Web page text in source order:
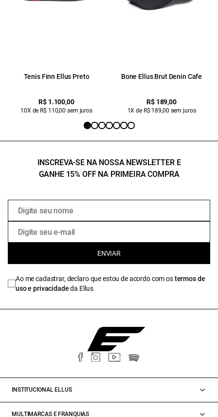
Tenis Finn Ellus Preto
R$ 1.100,00
10X de R$ 110,00 sem juros
Bone Ellus Brut Denin Cafe
R$ 189,00
1X de R$ 189,00 sem juros
INSCREVA-SE NA NOSSA NEWSLETTER E
GANHE 15% OFF NA PRIMEIRA COMPRA
ENVIAR
Ao me cadastrar, declaro que estou de acordo com ostermos de
uso e privacidadeda Ellus
INSTITUCIONAL ELLUS
MULTIMARCAS E FRANQUIAS